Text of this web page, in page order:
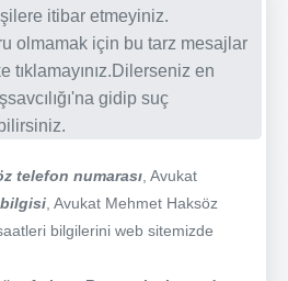
itibar etmeyiniz.
olmamak için bu tarz mesajlar
tıklamayınız.Dilerseniz en
gidip suç
telefon numarası , Avukat
, Avukat Mehmet Haksöz
bilgilerini web sitemizde